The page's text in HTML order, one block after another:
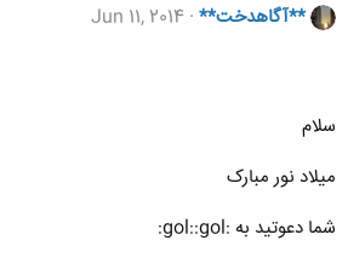
**آگاهدخت** Jun 11, 2014
سلام
میلاد نور مبارک
شما دعوتید به :gol::gol: